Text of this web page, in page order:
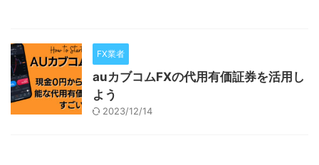
FX業者
auカブコムFXの代用有価証券を活用し
よう
2023/12/14